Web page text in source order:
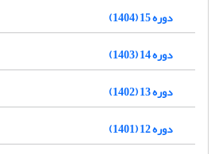
دوره 15 (1404)
دوره 14 (1403)
دوره 13 (1402)
دوره 12 (1401)